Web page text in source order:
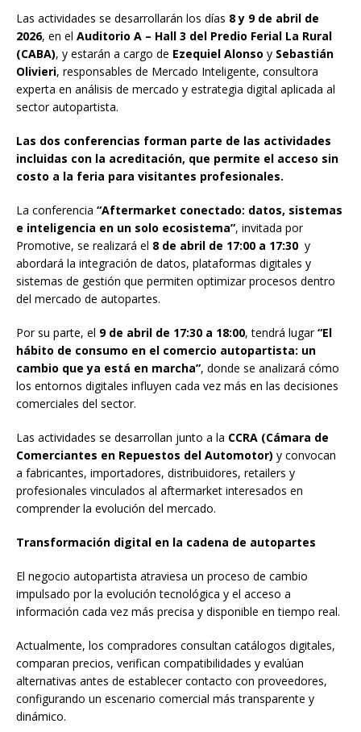
Las actividades se desarrollarán los días 8 y 9 de abril de
2026, en el Auditorio A – Hall 3 del Predio Ferial La Rural
(CABA), y estarán a cargo de Ezequiel Alonso y Sebastián
Olivieri, responsables de Mercado Inteligente, consultora
experta en análisis de mercado y estrategia digital aplicada al
sector autopartista.
Las dos conferencias forman parte de las actividades
incluidas con la acreditación, que permite el acceso sin
costo a la feria para visitantes profesionales.
La conferencia “Aftermarket conectado: datos, sistemas
e inteligencia en un solo ecosistema”, invitada por
Promotive, se realizará el 8 de abril de 17:00 a 17:30 y
abordará la integración de datos, plataformas digitales y
sistemas de gestión que permiten optimizar procesos dentro
del mercado de autopartes.
Por su parte, el 9 de abril de 17:30 a 18:00, tendrá lugar“El
hábito de consumo en el comercio autopartista: un
cambio que ya está en marcha”, donde se analizará cómo
los entornos digitales influyen cada vez más en las decisiones
comerciales del sector.
Las actividades se desarrollan junto a la CCRA (Cámara de
Comerciantes en Repuestos del Automotor) y convocan
a fabricantes, importadores, distribuidores, retailers y
profesionales vinculados al aftermarket interesados en
comprender la evolución del mercado.
Transformación digital en la cadena de autopartes
El negocio autopartista atraviesa un proceso de cambio
impulsado por la evolución tecnológica y el acceso a
información cada vez más precisa y disponible en tiempo real.
Actualmente, los compradores consultan catálogos digitales,
comparan precios, verifican compatibilidades y evalúan
alternativas antes de establecer contacto con proveedores,
configurando un escenario comercial más transparente y
dinámico.